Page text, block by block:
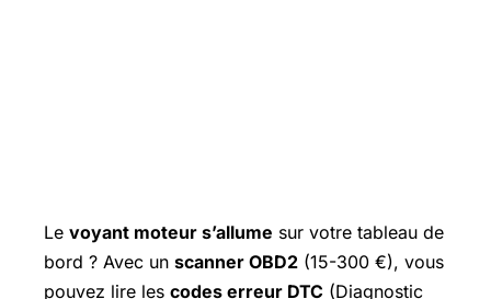
Le voyant moteur s’allume sur votre tableau de
bord ? Avec un scanner OBD2 (15-300 €), vous
pouvez lire les codes erreur DTC (Diagnostic